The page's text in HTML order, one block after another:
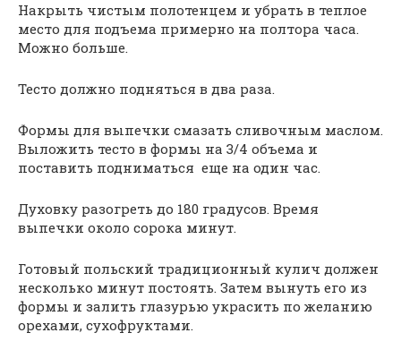
Накрыть чистым полотенцем и убрать в теплое
место для подъема примерно на полтора часа.
Можно больше.
Тесто должно подняться в два раза.
Формы для выпечки смазать сливочным маслом.
Выложить тесто в формы на 3/4 объема и
поставить подниматься еще на один час.
Духовку разогреть до 180 градусов. Время
выпечки около сорока минут.
Готовый польский традиционный кулич должен
несколько минут постоять. Затем вынуть его из
формы и залить глазурью украсить по желанию
орехами, сухофруктами.